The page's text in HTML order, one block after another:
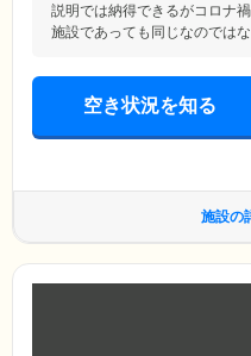
説明では納得できるがコロナ
施設であっても同じなのでは
空き状況を知る
施設の